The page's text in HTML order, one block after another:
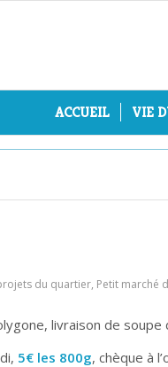
ACCUEIL VIE
du quartier, Petit marché
livraison de
5€ les 800g, chèque à